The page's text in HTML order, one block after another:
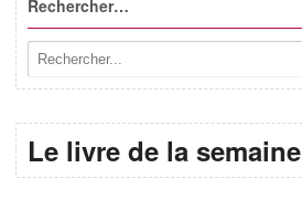
Rechercher…
Le livre de la semaine